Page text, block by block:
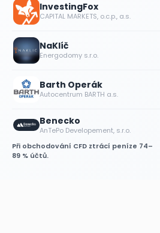
InvestingFox
CAPITAL MARKETS, o.c.p., a.s.
NaKlíč
Energodomy s.r.o.
Barth Operák
Autocentrum BARTH a.s.
Benecko
AnTePo Developement, s.r.o.
Při obchodování CFD ztrácí peníze 74–
89 % účtů.